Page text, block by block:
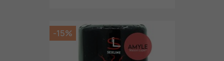
-15%